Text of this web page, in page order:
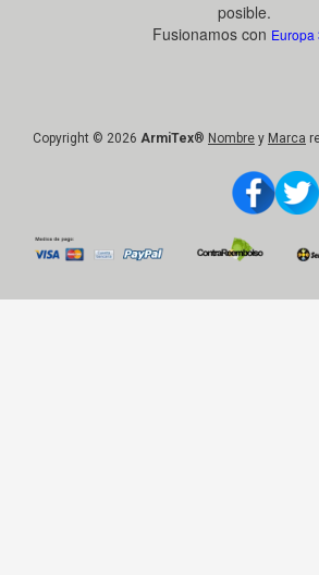
posible.
Fusionamos con Europa
Copyright © 2026 ArmiTex® Nombre y Marca